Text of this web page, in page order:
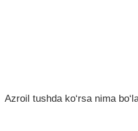
Azroil tushda ko‘rsa nima